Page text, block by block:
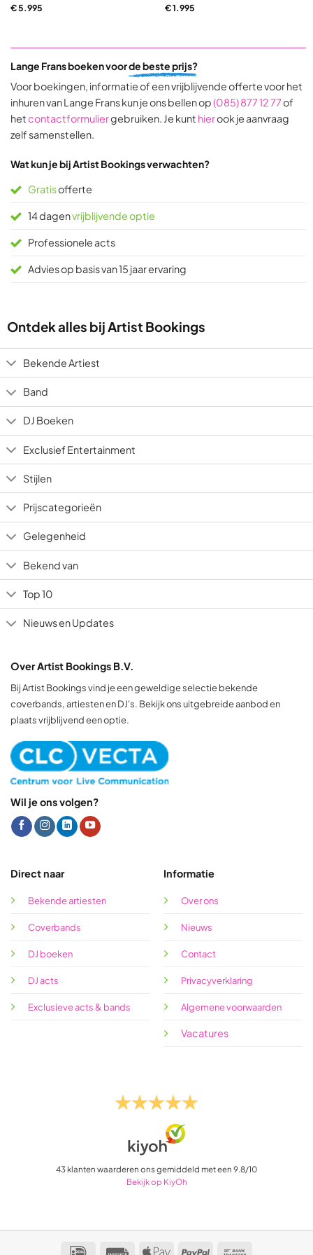
5,0
based
31
ratings
€5.995
5,0
based
on
9
ratings
€1.995
Lange Frans boeken voorde beste prijs?
Voor boekingen, informatie of een vrijblijvende offerte voor het
inhuren van Lange Frans kun je ons bellen op(085) 877 12 77of
hetcontactformuliergebruiken. Je kunt hierook je aanvraag
zelf samenstellen.
Wat kun je bij Artist Bookings verwachten?
Gratisofferte
14 dagenvrijblijvende optie
Professionele acts
Advies op basis van 15 jaar ervaring
Ontdek alles bij Artist Bookings
Bekende Artiest
Band
DJ Boeken
Exclusief Entertainment
Stijlen
Prijscategorieën
Gelegenheid
Bekend van
Top 10
Nieuws en Updates
Over Artist Bookings B.V.
Bij Artist Bookings vind je een geweldige selectie bekende
coverbands, artiesten en DJ's. Bekijk ons uitgebreide aanbod en
plaats vrijblijvend een optie.
Wil je ons volgen?
Direct naar
Bekende artiesten
Coverbands
DJ boeken
DJ acts
Exclusieve acts & bands
Informatie
Over ons
Nieuws
Contact
Privacyverklaring
Algemene voorwaarden
Vacatures
43 klanten waarderen ons gemiddeld met een 9.8/10
Bekijk op KiyOh
IDeal Invoice Apple PayPal